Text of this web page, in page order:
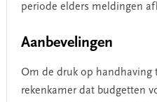
periode elders meldingen
Aanbevelingen
Om de druk op handhaving
rekenkamer dat budgetten